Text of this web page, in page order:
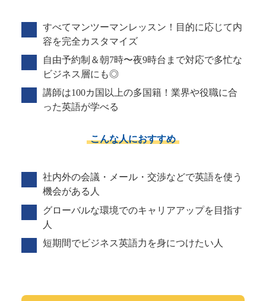
すべてマンツーマンレッスン！目的に応じて内
容を完全カスタマイズ
自由予約制＆朝7時〜夜9時台まで対応で多忙な
ビジネス層にも◎
講師は100カ国以上の多国籍！業界や役職に合
った英語が学べる
こんな人におすすめ
社内外の会議・メール・交渉などで英語を使う
機会がある人
グローバルな環境でのキャリアアップを目指す
人
短期間でビジネス英語力を身につけたい人